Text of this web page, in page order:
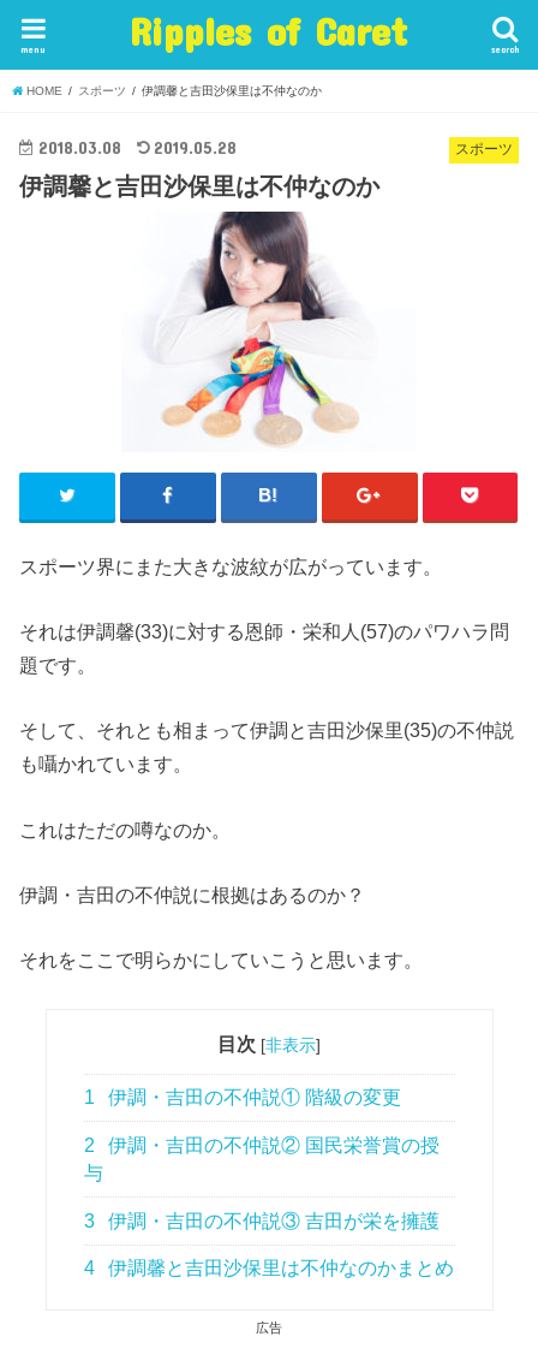
Ripples of Caret search
menu
HOME スポーツ 伊調馨と吉田沙保里は不仲なのか
スポーツ
2018.03.08 2019.05.28
伊調馨と吉田沙保里は不仲なのか
スポーツ界にまた大きな波紋が広がっています。
それは伊調馨(33)に対する恩師・栄和人(57)のパワハラ問
題です。
そして、それとも相まって伊調と吉田沙保里(35)の不仲説
も囁かれています。
これはただの噂なのか。
伊調・吉田の不仲説に根拠はあるのか？
それをここで明らかにしていこうと思います。
目次 [非表示]
1 伊調・吉田の不仲説① 階級の変更
2
伊調・吉田の不仲説② 国民栄誉賞の授
与
3 伊調・吉田の不仲説③ 吉田が栄を擁護
4 伊調馨と吉田沙保里は不仲なのかまとめ
広告